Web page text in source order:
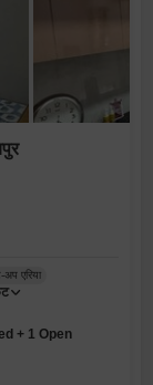
अप एरिया
+ 1 Open